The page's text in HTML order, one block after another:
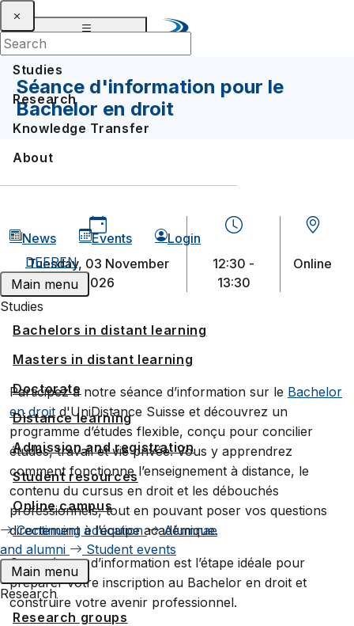
Studies
Research
Knowledge Transfer
About
News Events
Login
DEFREN
Main menu
Studies
Bachelors in distant learning
Masters in distant learning
Doctorate
Distance learning
Admission and registration
Student resources
Online campus
Continuing education
Alumnae
and alumni
Student events
Main menu
Research
Research groups
Séance d'information pour le
Bachelor en droit
Tuesday, 03 November
2026
12:30 -
13:30
Online
Participez à notre séance d’information sur le Bachelor
en droitd'UniDistance Suisse et découvrez un
programme d’études flexible, conçu pour concilier
études, travail et vie privée. Vous y apprendrez
comment fonctionne l’enseignement à distance, le
contenu du cursus en droit et les débouchés
professionnels, tout en pouvant poser vos questions
directement à l’équipe académique.
Cette séance d’information est l’étape idéale pour
préparer votre inscription au Bachelor en droit et
construire votre avenir professionnel.